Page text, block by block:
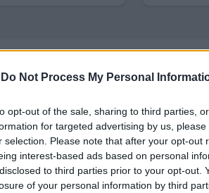
Do Not Process My Personal
opt-out of the sale, sharing to third parties,
for targeted advertising by us,
selection. Please note that after your opt-out
interest-based ads based on personal
to third parties prior to your opt-out.
of your personal information by third
отнесе много критики,
също се сблъска с
майсторски клас по